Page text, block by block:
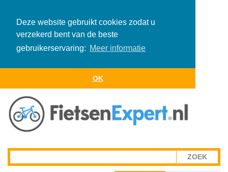
Deze website gebruikt cookies zodat u
verzekerd bent van de beste
gebruikerservaring: Meer informatie
OK